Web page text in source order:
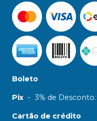
Boleto
Pix - 3% de Desconto.
Cartão de crédito